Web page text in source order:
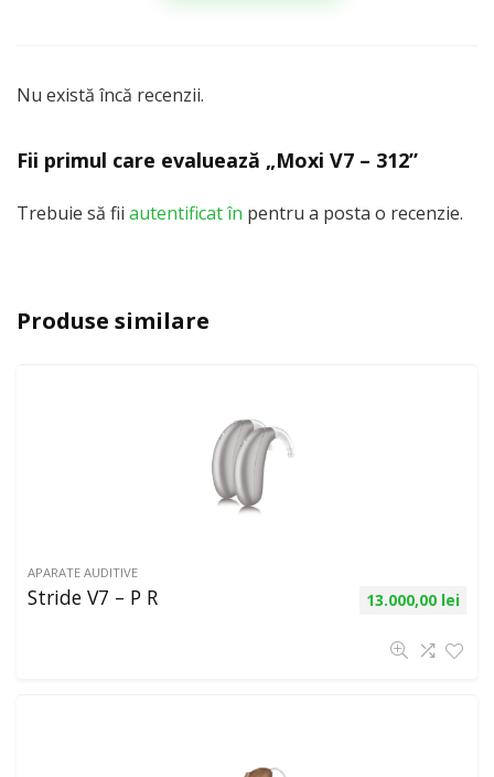
Nu există încă recenzii.
Fii primul care evaluează „Moxi V7 – 312”
Trebuie să fii autentificat în pentru a posta o recenzie.
Produse similare
APARATE AUDITIVE
Stride V7 – P R 13.000,00 lei